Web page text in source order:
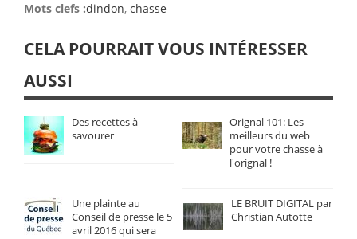
Mots clefs :dindon, chasse
CELA POURRAIT VOUS INTÉRESSER
AUSSI
Des recettes à
savourer
Orignal 101: Les
meilleurs du web
pour votre chasse à
l'orignal !
Une plainte au
Conseil de presse le 5
avril 2016 qui sera
LE BRUIT DIGITAL par
Christian Autotte